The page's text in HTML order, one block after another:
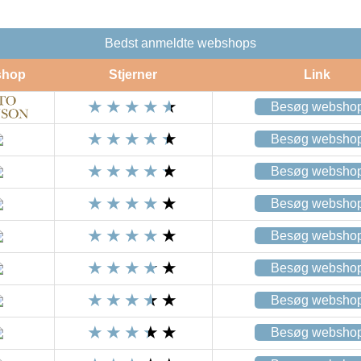
Bedst anmeldte webshops
Stjerner Link
Besøg
Besøg
Besøg
Besøg
Besøg
Besøg
Besøg
Besøg